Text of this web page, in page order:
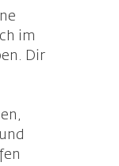
im
Dir